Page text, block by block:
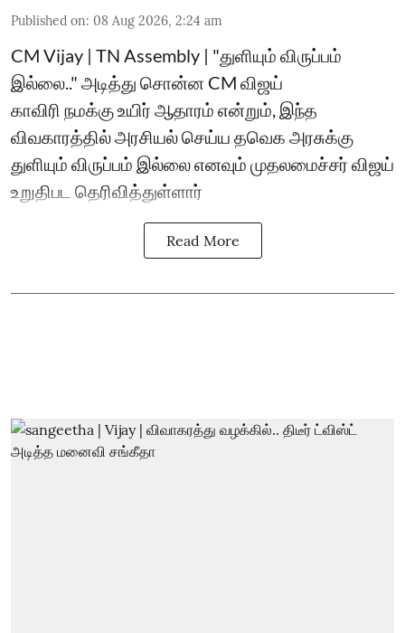
Published on: 08 Aug 2026, 2:24 am
CM Vijay | TN Assembly | "துளியும் விருப்பம்
இல்லை.." அடித்து சொன்ன CM விஜய்
காவிரி நமக்கு உயிர் ஆதாரம் என்றும், இந்த
விவகாரத்தில் அரசியல் செய்ய தவெக அரசுக்கு
துளியும் விருப்பம் இல்லை எனவும் முதலமைச்சர் விஜய்
உறுதிபட தெரிவித்துள்ளார்
Read More